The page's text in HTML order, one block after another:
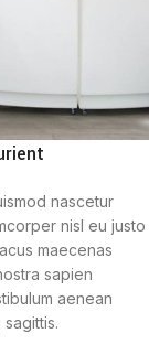
nascetur
nisl eu justo
maecenas
sapien
aenean